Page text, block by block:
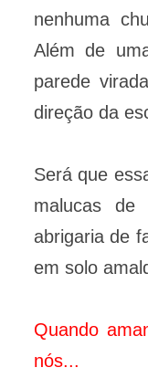
nenhuma
Além de
parede
direção da
Será que
malucas de
abrigaria de
em solo
Quando
nós...